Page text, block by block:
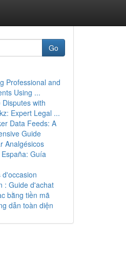
Go
Professional and
Using ...
Disputes with
Expert Legal ...
Data Feeds: A
Guide
Analgésicos
Guía
d'occasion
: Guide d'achat
bằng tiền mã
dẫn toàn diện